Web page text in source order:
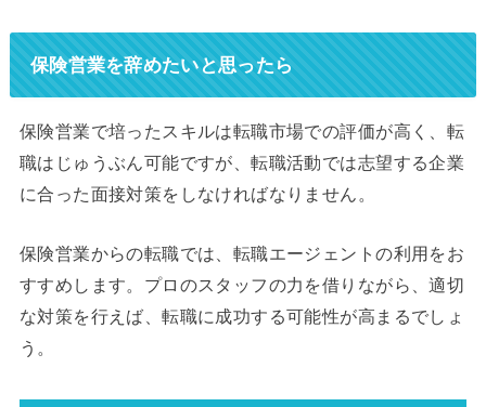
保険営業を辞めたいと思ったら
保険営業で培ったスキルは転職市場での評価が高く、転
職はじゅうぶん可能ですが、転職活動では志望する企業
に合った面接対策をしなければなりません。
保険営業からの転職では、転職エージェントの利用をお
すすめします。プロのスタッフの力を借りながら、適切
な対策を行えば、転職に成功する可能性が高まるでしょ
う。